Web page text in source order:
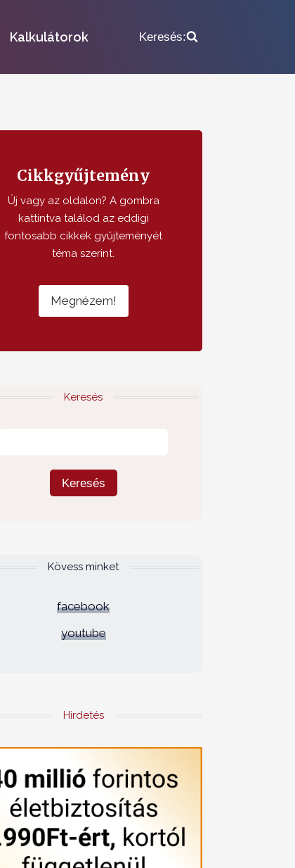
Kalkulátorok Keresés:
Cikkgyűjtemény
Új vagy az oldalon? A gombra
kattintva találod az eddigi
fontosabb cikkek gyűjteményét
téma szerint.
Megnézem!
Keresés
Kövess minket
facebook
youtube
Hirdetés